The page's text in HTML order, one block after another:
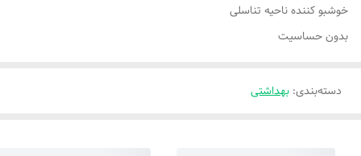
خوشبو کننده ناحیه تناسلی
بدون حساسیت
دسته‌بندی: بهداشتی